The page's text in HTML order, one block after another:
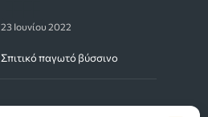
23 Ιουνίου 2022
Σπιτικό παγωτό βύσσινο